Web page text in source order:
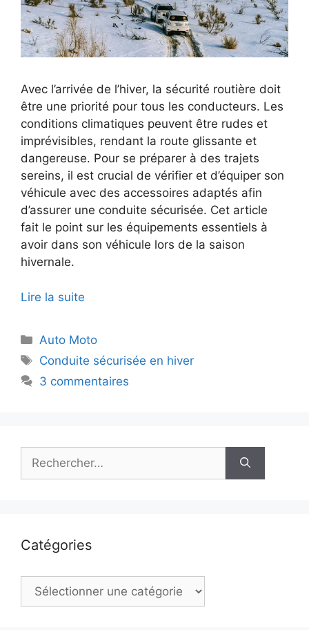
Avec l’arrivée de l’hiver, la sécurité routière doit
être une priorité pour tous les conducteurs. Les
conditions climatiques peuvent être rudes et
imprévisibles, rendant la route glissante et
dangereuse. Pour se préparer à des trajets
sereins, il est crucial de vérifier et d’équiper son
véhicule avec des accessoires adaptés afin
d’assurer une conduite sécurisée. Cet article
fait le point sur les équipements essentiels à
avoir dans son véhicule lors de la saison
hivernale.
Lire la suite
Catégories
Auto Moto
Étiquettes
Conduite sécurisée en hiver
3 commentaires
Catégories
Catégories